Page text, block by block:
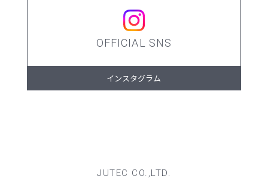
OFFICIAL SNS
インスタグラム
JUTEC CO.,LTD.